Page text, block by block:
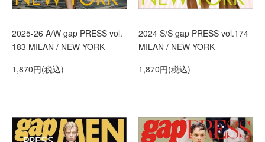
2025-26 A/W gap PRESS vol.
183 MILAN / NEW YORK
1,870円(税込)
2024 S/S gap PRESS vol.174
MILAN / NEW YORK
1,870円(税込)